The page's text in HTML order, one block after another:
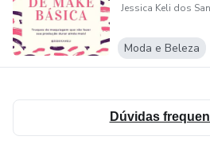
Jessica Keli dos
Moda e Beleza
Dúvidas